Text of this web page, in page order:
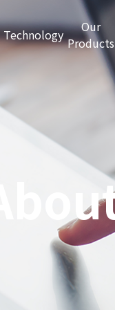
Technology
Our
Products